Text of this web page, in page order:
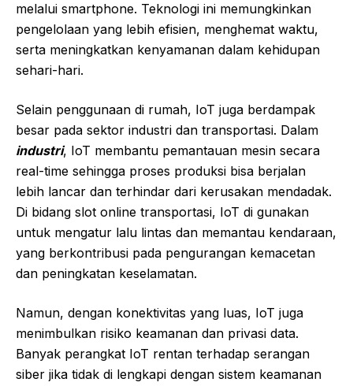
melalui smartphone. Teknologi ini memungkinkan
pengelolaan yang lebih efisien, menghemat waktu,
serta meningkatkan kenyamanan dalam kehidupan
sehari-hari.
Selain penggunaan di rumah, IoT juga berdampak
besar pada sektor industri dan transportasi. Dalam
industri, IoT membantu pemantauan mesin secara
real-time sehingga proses produksi bisa berjalan
lebih lancar dan terhindar dari kerusakan mendadak.
Di bidang slot online transportasi, IoT di gunakan
untuk mengatur lalu lintas dan memantau kendaraan,
yang berkontribusi pada pengurangan kemacetan
dan peningkatan keselamatan.
Namun, dengan konektivitas yang luas, IoT juga
menimbulkan risiko keamanan dan privasi data.
Banyak perangkat IoT rentan terhadap serangan
siber jika tidak di lengkapi dengan sistem keamanan